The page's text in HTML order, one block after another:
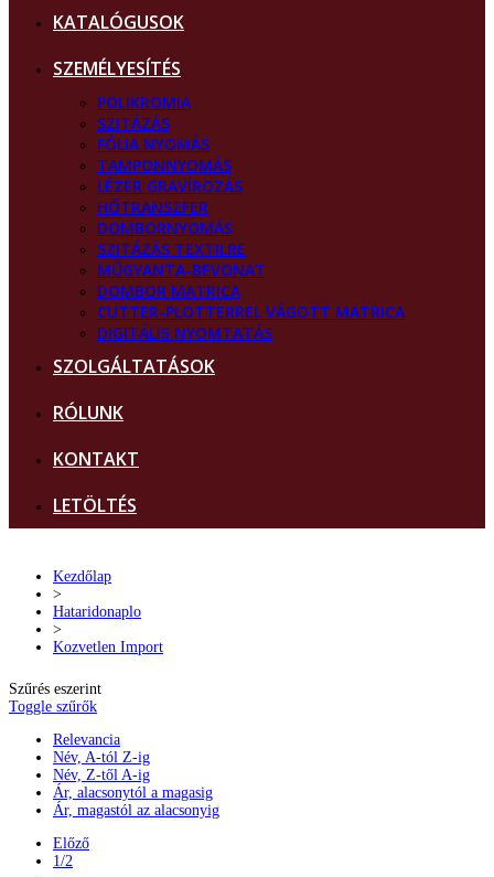
KATALÓGUSOK
SZEMÉLYESÍTÉS
POLIKROMIA
SZITÁZÁS
FÓLIA NYOMÁS
TAMPONNYOMÁS
LÉZER GRAVÍROZÁS
HŐTRANSZFER
DOMBORNYOMÁS
SZITÁZÁS TEXTILRE
MŰGYANTA-BEVONAT
DOMBOR MATRICA
CUTTER-PLOTTERREL VÁGOTT MATRICA
DIGITÁLIS NYOMTATÁS
SZOLGÁLTATÁSOK
RÓLUNK
KONTAKT
LETÖLTÉS
Kezdőlap
>
Hataridonaplo
>
Kozvetlen Import
Szűrés eszerint
Toggle szűrők
Relevancia
Név, A-tól Z-ig
Név, Z-től A-ig
Ár, alacsonytól a magasig
Ár, magastól az alacsonyig
Előző
1/2